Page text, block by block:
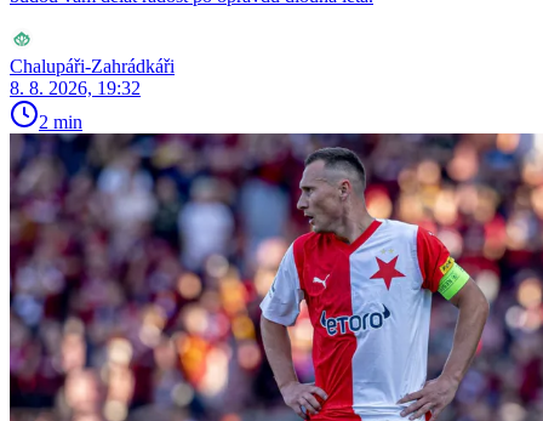
Chalupáři-Zahrádkáři
8. 8. 2026, 19:32
2 min